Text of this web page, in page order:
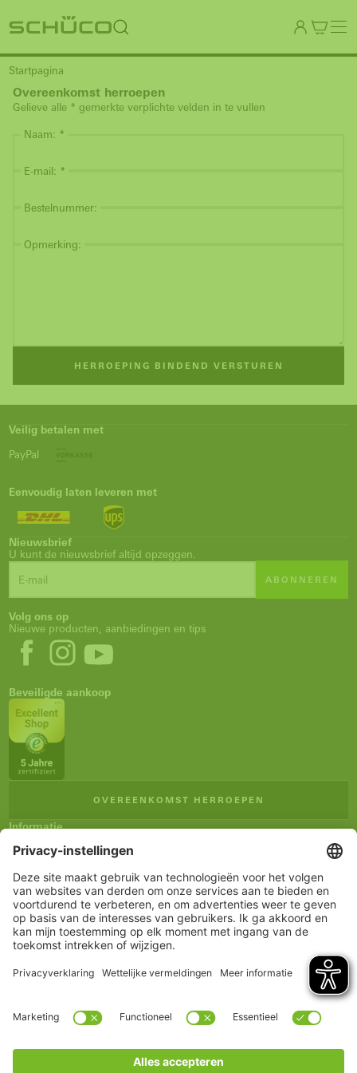
Startpagina
Overeenkomst herroepen
Gelieve alle * gemerkte verplichte velden in te vullen
Naam:
E-mail:
Bestelnummer:
Opmerking:
HERROEPING BINDEND VERSTUREN
KMT_FORM_FIELD_LEAVE_BLANK
KMT_FORM_FIELD_DONT_CHANGE
Veilig betalen met
PayPal
Eenvoudig laten leveren met
Nieuwsbrief
U kunt de nieuwsbrief altijd opzeggen.
ABONNEREN
Volg ons op
Nieuwe producten, aanbiedingen en tips
Beveiligde aankoop
OVEREENKOMST HERROEPEN
Informatie
Algemene verkoopsvoorwaarden
Verzending en betaling
Herroepingsrecht
Verklaring inzake toegankelijkheid
Nieuwsbrief
Service
Winkelmandje
Rekening